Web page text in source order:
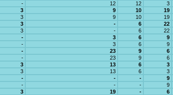
- 12 12 3
3 9 10 19
3 9 10 19
3 - 6 22
3 - 6 22
- 3 6 9
- 3 6 9
- 23 9 6
- 23 9 6
3 13 6 3
3 13 6 3
- - - 9
- - - 9
3 19 - 6